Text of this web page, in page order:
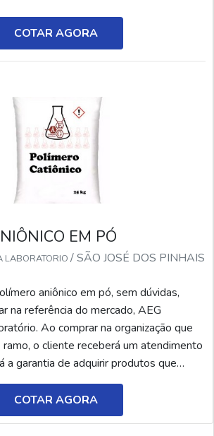
ÁGUASe alguém buscar por polímero
de água em uma empresa responsável,
para Laboratório. Atuando com
COTAR AGORA
EM PÓ
LABORATORIO / SÃO JOSÉ DOS PINHAIS
aniônico em pó, sem dúvidas,
na referência do mercado, AEG
Ao comprar na organização que
o cliente receberá um atendimento
a garantia de adquirir produtos que
demanda.Quando o quesito é polímero
AEG Produtos para Laboratório o cliente
e o melhor atendimento em C...
COTAR AGORA